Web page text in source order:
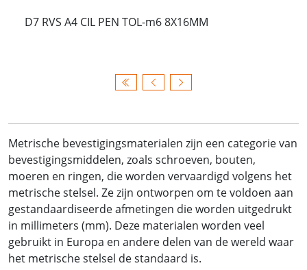
D7 RVS A4 CIL PEN TOL-m6 8X16MM
Metrische bevestigingsmaterialen zijn een categorie van
bevestigingsmiddelen, zoals schroeven, bouten,
moeren en ringen, die worden vervaardigd volgens het
metrische stelsel. Ze zijn ontworpen om te voldoen aan
gestandaardiseerde afmetingen die worden uitgedrukt
in millimeters (mm). Deze materialen worden veel
gebruikt in Europa en andere delen van de wereld waar
het metrische stelsel de standaard is.